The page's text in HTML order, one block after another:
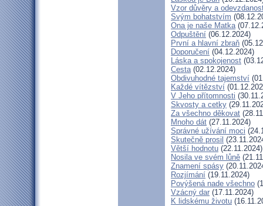
Vzor důvěry a
Svým bohatstvím
Ona je naše Matka
Odpuštění (06.12.2024)
První a hlavní zbraň
Doporučení (04.12.2024)
Láska a spokojenost
Cesta(02.12.2024)
Obdivuhodné tajemství
Každé vítězství
V Jeho přítomnosti
Skvosty a cetky
Za všechno děkovat
Mnoho dát (27.11.2024)
Správné užívání moci
Skutečně prosil
Větší hodnotu (22.11.2024)
Nosila ve svém lůně
Znamení spásy
Rozjímání (19.11.2024)
Povýšená nade všechno
Vzácný dar (17.11.2024)
K lidskému životu